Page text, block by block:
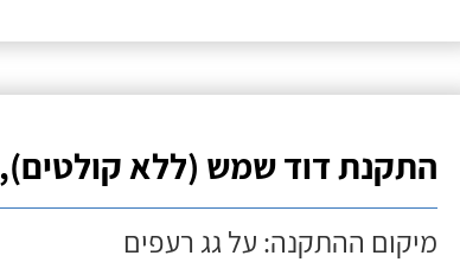
התקנת דוד שמש (ללא קולטים), 120 ליטר
מיקום ההתקנה: על גג רעפים